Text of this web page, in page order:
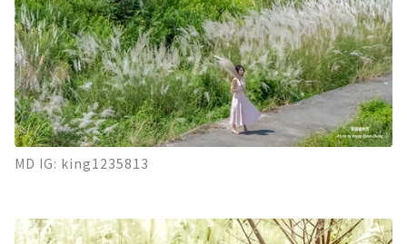
MD IG: king1235813